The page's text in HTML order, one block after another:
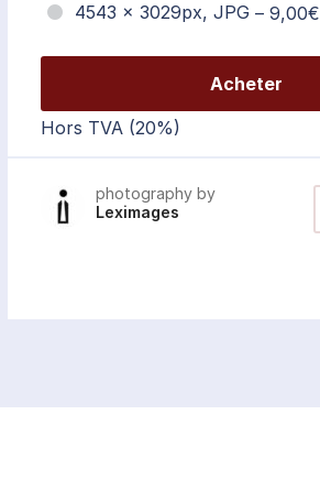
4543 x 3029px, JPG – 9,00€
Acheter
Hors TVA (20%)
photography by
Leximages